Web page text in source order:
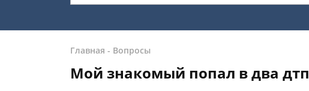
Главная - Вопросы
Мой знакомый попал в два дтп